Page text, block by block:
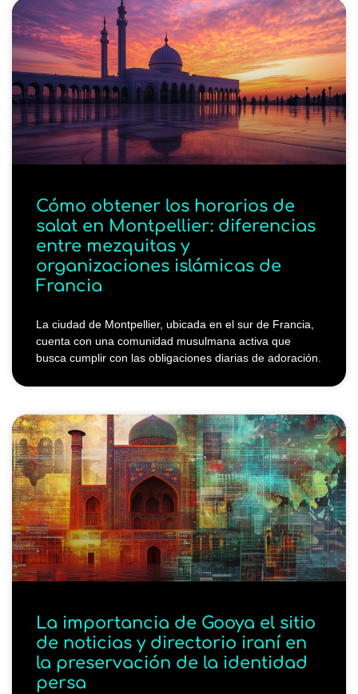
Cómo obtener los horarios de
salat en Montpellier: diferencias
entre mezquitas y
organizaciones islámicas de
Francia
La ciudad de Montpellier, ubicada en el sur de Francia,
cuenta con una comunidad musulmana activa que
busca cumplir con las obligaciones diarias de adoración.
La importancia de Gooya el sitio
de noticias y directorio iraní en
la preservación de la identidad
persa